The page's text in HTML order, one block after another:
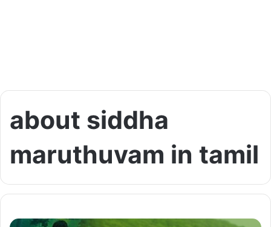
about siddha
maruthuvam in tamil